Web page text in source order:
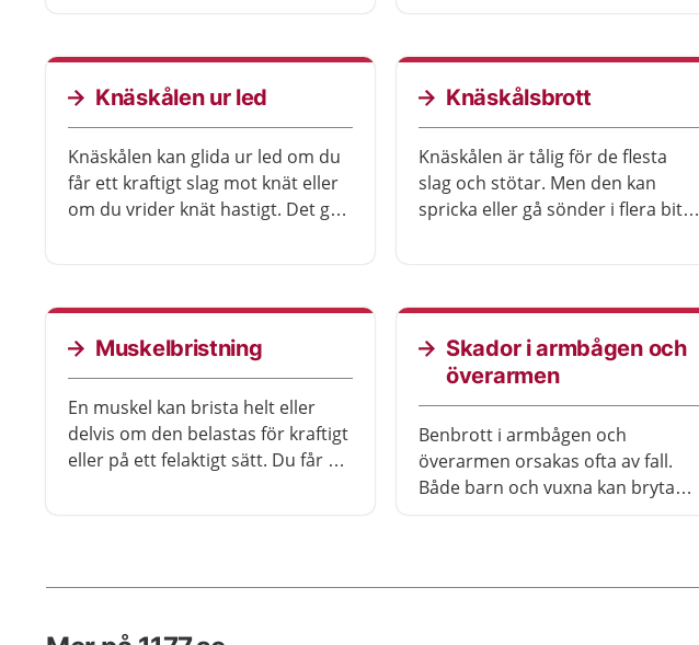
Knäskålen ur led
Knäskålen kan glida ur led om du
får ett kraftigt slag mot knät eller
om du vrider knät hastigt. Det gör
Knäskålsbrott
Knäskålen är tålig för de flesta
slag och stötar. Men den kan
spricka eller gå sönder i flera bitar
bilolycka.
Muskelbristning
En muskel kan brista helt eller
delvis om den belastas för kraftigt
eller på ett felaktigt sätt. Du får då
Skador i armbågen och
överarmen
Benbrott i armbågen och
överarmen orsakas ofta av fall.
Både barn och vuxna kan bryta